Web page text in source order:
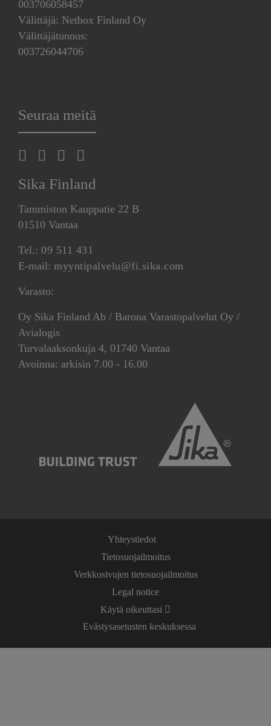
003706058457
Välittäjä: Netbox Finland Oy
Välittäjätunnus:
003726044706
Seuraa meitä
Sika Finland
Tammiston Kauppatie 22 B
01510 Vantaa
Tel.: 09 511 431
E-mail: myyntipalvelu@fi.sika.com
Varasto:
Oy Sika Finland Ab / Barona Varastopalvelut Oy /
Avialogis
Turvalaaksonkuja 4, 01740 Vantaa
Avoinna: arkisin 7.00 - 16.00
Yhteystiedot
Tietosuojailmoitus
Verkkosivujen tietosuojailmoitus
Legal notice
Käytä oikeuttasi
Evästysasetusten keskuksessa